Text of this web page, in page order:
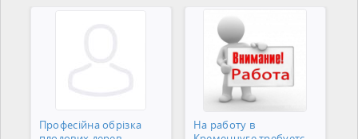
Професійна обрізка
На работу в